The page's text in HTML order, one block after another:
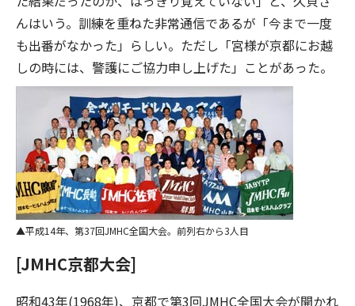
んはいう。訓練を重ねた非常通信であるが「今まで一度
も出番がなかった」らしい。ただし「宮様が京都にお越
しの時には、警護にご協力申し上げた」ことがあった。
平成14年、第37回JMHC全国大会。前列右から3人目
[JMHC京都大会]
昭和43年(1968年)、京都で第3回JMHC全国大会が開かれ